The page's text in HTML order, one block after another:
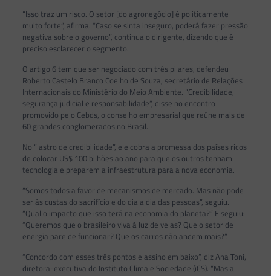
“Isso traz um risco. O setor [do agronegócio] é politicamente
muito forte”, afirma. “Caso se sinta inseguro, poderá fazer pressão
negativa sobre o governo”, continua o dirigente, dizendo que é
preciso esclarecer o segmento.
O artigo 6 tem que ser negociado com três pilares, defendeu
Roberto Castelo Branco Coelho de Souza, secretário de Relações
Internacionais do Ministério do Meio Ambiente. “Credibilidade,
segurança judicial e responsabilidade”, disse no encontro
promovido pelo Cebds, o conselho empresarial que reúne mais de
60 grandes conglomerados no Brasil.
No “lastro de credibilidade”, ele cobra a promessa dos países ricos
de colocar US$ 100 bilhões ao ano para que os outros tenham
tecnologia e preparem a infraestrutura para a nova economia.
“Somos todos a favor de mecanismos de mercado. Mas não pode
ser às custas do sacrifício e do dia a dia das pessoas”, seguiu.
“Qual o impacto que isso terá na economia do planeta?” E seguiu:
“Queremos que o brasileiro viva à luz de velas? Que o setor de
energia pare de funcionar? Que os carros não andem mais?”.
“Concordo com esses três pontos e assino em baixo”, diz Ana Toni,
diretora-executiva do Instituto Clima e Sociedade (iCS). “Mas a